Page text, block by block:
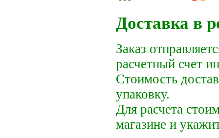
Доставка в
Заказ
расчетный счет
Стоимость
упаковку.
Для расчета
магазине и